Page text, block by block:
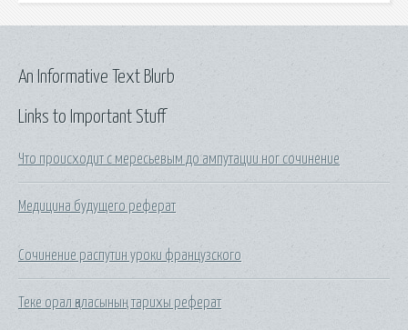
Links to Important Stuff
Что происходит с мересьевым до ампутации ног сочинение
Медицина будущего реферат
Сочинение распутин уроки французского
Теке орал қаласының тарихы реферат
An Informative Text Blurb